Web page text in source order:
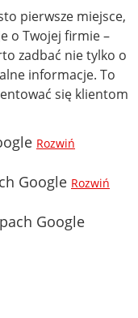
pierwsze miejsce,
o Twojej firmie –
zadbać nie tylko o
informacje. To
się klientom
Rozwiń
Google Rozwiń
Google